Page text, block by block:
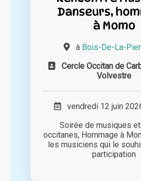
Danseurs,
à Momo
à Bois-De-La-
Cercle Occitan de
Volvestre
vendredi 12 juin
Soirée de musiques
occitanes, Hommage à
les musiciens qui le
participation